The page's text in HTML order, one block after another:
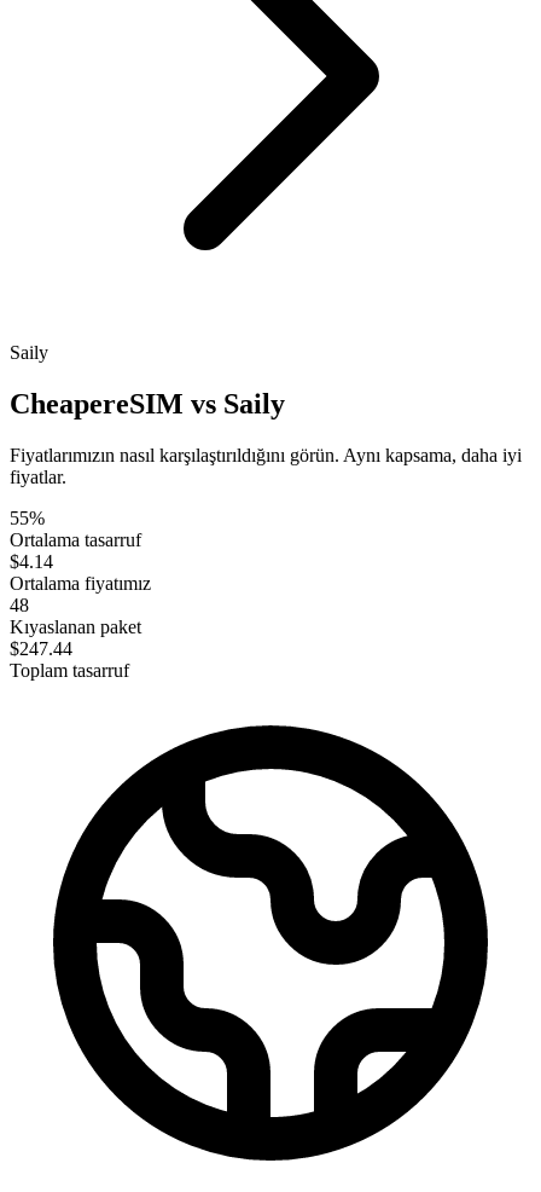
Saily
CheapereSIM vs Saily
Fiyatlarımızın nasıl karşılaştırıldığını görün. Aynı kapsama, daha iyi
fiyatlar.
55%
Ortalama tasarruf
$4.14
Ortalama fiyatımız
48
Kıyaslanan paket
$247.44
Toplam tasarruf